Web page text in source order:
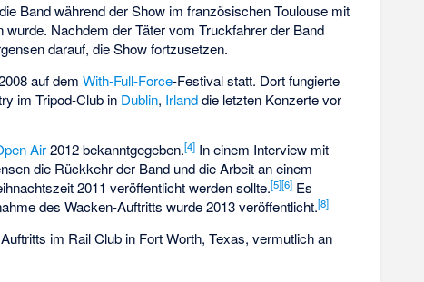
Band während der Show im französischen Toulouse mit
Nachdem der Täter vom Truckfahrer der Band
darauf, die Show fortzusetzen.
auf demWith-Full-Force-Festival statt. Dort fungierte
im Tripod-Club in Dublin, Irlanddie letzten Konzerte vor
Air2012 bekanntgegeben.[4] In einem Interview mit
die Rückkehr der Band und die Arbeit an einem
2011 veröffentlicht werden sollte.[5][6] Es
des Wacken-Auftritts wurde 2013 veröffentlicht.[8]
im Rail Club in Fort Worth, Texas, vermutlich an